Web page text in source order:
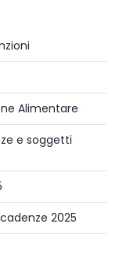
Alimentare
e soggetti
2025